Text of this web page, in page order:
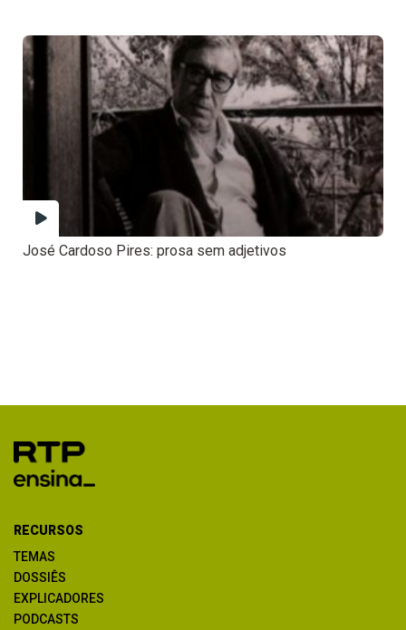
José Cardoso Pires: prosa sem adjetivos
RECURSOS
TEMAS
DOSSIÊS
EXPLICADORES
PODCASTS